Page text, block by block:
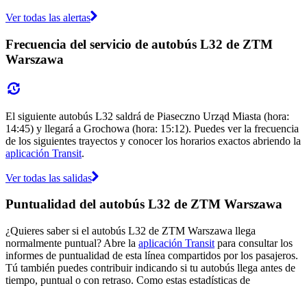
Ver todas las alertas
Frecuencia del servicio de autobús L32 de ZTM
Warszawa
El siguiente autobús L32 saldrá de Piaseczno Urząd Miasta (hora:
14:45) y llegará a Grochowa (hora: 15:12). Puedes ver la frecuencia
de los siguientes trayectos y conocer los horarios exactos abriendo la
aplicación Transit.
Ver todas las salidas
Puntualidad del autobús L32 de ZTM Warszawa
¿Quieres saber si el autobús L32 de ZTM Warszawa llega
normalmente puntual? Abre la aplicación Transit para consultar los
informes de puntualidad de esta línea compartidos por los pasajeros.
Tú también puedes contribuir indicando si tu autobús llega antes de
tiempo, puntual o con retraso. Como estas estadísticas de